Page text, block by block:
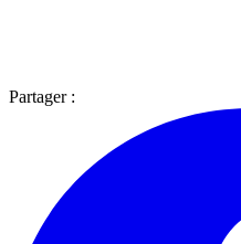
Partager :